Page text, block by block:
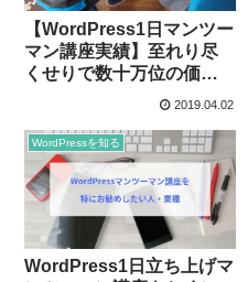
【WordPress1日マンツー
マン講座実績】至れり尽
くせりで数十万位の価値
があるように私は思えま
整体院F様）
2019.04.02
WordPressを知る
WordPress1日立ち上げマ